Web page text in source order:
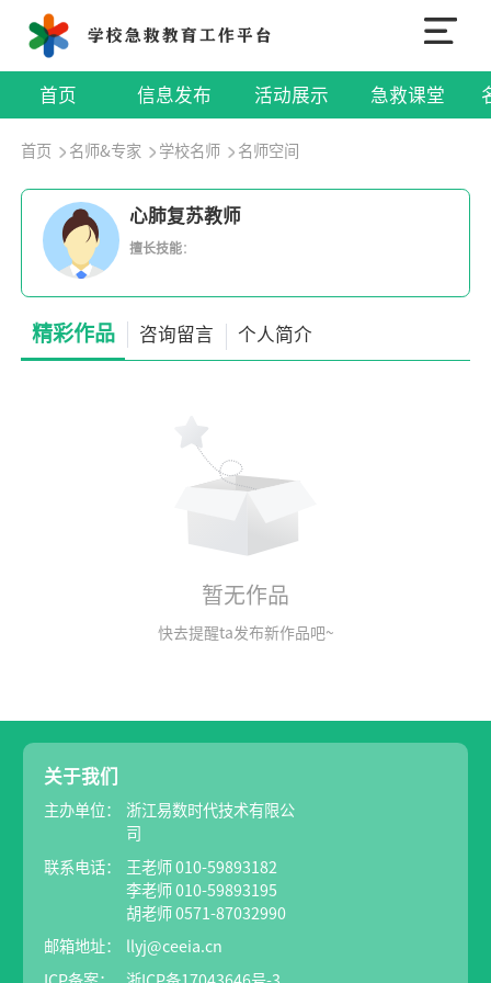
首页 信息发布 活动展示 急救课堂
首页 名师&专家 学校名师 名师空间
心肺复苏教师
擅长技能：
精彩作品 咨询留言 个人简介
暂无作品
快去提醒ta发布新作品吧~
关于我们
主办单位：
浙江易数时代技术有限公
司
联系电话：
王老师 010-59893182
李老师 010-59893195
胡老师 0571-87032990
邮箱地址： llyj@ceeia.cn